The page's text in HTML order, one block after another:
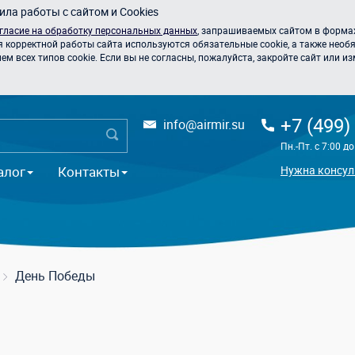
работы с сайтом и Cookies
на обработку персональных данных , запрашиваемых сайтом в
работы сайта используются обязательные cookie, а также
всех типов cookie. Если вы не согласны, пожалуйста, закройте сайт или
Контакты
info@airmir.su +7
Пн.-Пт. с 7:00
Нужна
День Победы